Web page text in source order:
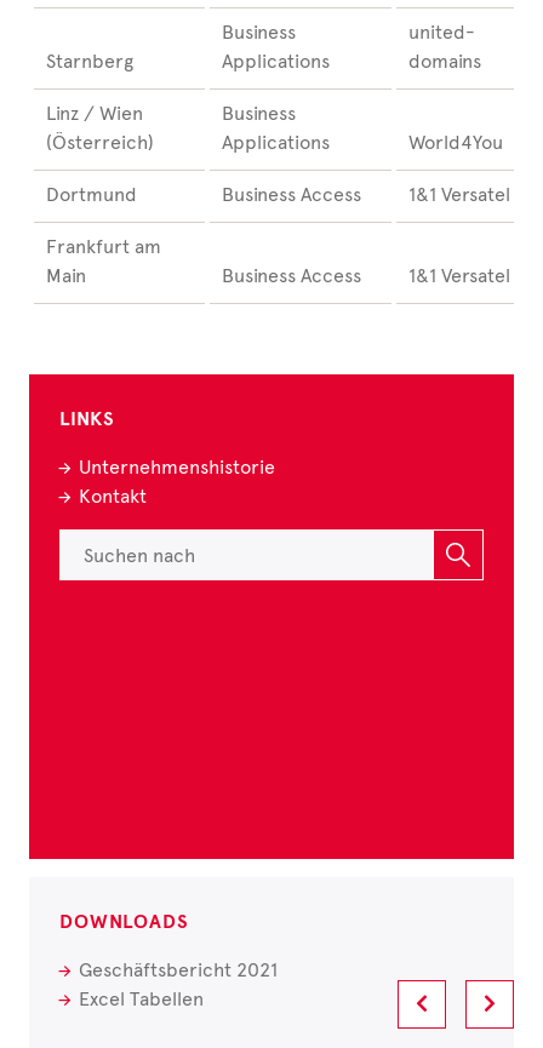
Starnberg
Business
Applications
united-
domains
Linz / Wien
(Österreich)
Business
Applications
World4You
Dortmund Business Access 1&1 Versatel
Frankfurt am
Main
Business Access 1&1 Versatel
LINKS
Unternehmenshistorie
Kontakt
DOWNLOADS
Geschäftsbericht 2021
Excel Tabellen